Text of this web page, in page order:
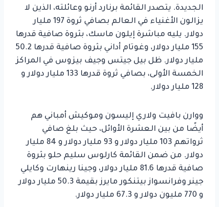
الجديدة. يتصدر القائمة برنارد أرنو وعائلته، الذين لا
يزالون الأغنياء في العالم بصافي ثروة 197 مليار
دولار. يليه مباشرة إيلون ماسك، بثروة صافية قدرها
155 مليار دولار، وغوتام أداني بثروة صافية قدرها 50.2
مليار دولار. ظل بيل جيتس وجيف بيزوس في المراكز
الخمسة الأولى، بصافي ثروة قدرها 133 مليار دولار و
128 مليار دولار.
ووارن بافيت ولاري إليسون وموكيش أمباني هم
أيضًا من بين العشرة الأوائل، حيث بلغ صافي
ثرواتهم 103 مليار دولار و 93 مليار دولار و 84 مليار
دولار. من ضمن القائمة كارلوس سليم حلو بثروة
صافية قدرها 81.6 مليار دولار، وجينا رينهارت وكايلي
جينر وفرانسواز بيتنكور مايرز بقيمة 50.3 مليار دولار
و 770 مليون دولار و 67.3 مليار دولار.